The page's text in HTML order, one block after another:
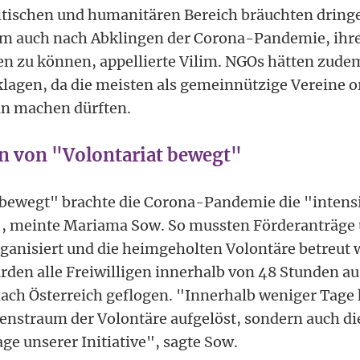
und humanitären Bereich bräuchten
auch nach Abklingen der Corona-Pandemie,
zu können, appellierte Vilim. NGOs hätten
da die meisten als gemeinnützige Vereine
machen dürften.
von "Volontariat bewegt"
brachte die Corona-Pandemie die
Mariama Sow. So mussten
und die heimgeholten Volontäre betreut
alle Freiwilligen innerhalb von 48 Stunden
Österreich geflogen. "Innerhalb weniger Tage
der Volontäre aufgelöst, sondern auch
unserer Initiative", sagte Sow.